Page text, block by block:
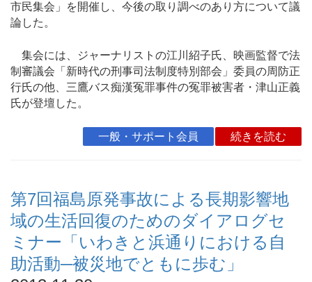
市民集会」を開催し、今後の取り調べのあり方について議
論した。
集会には、ジャーナリストの江川紹子氏、映画監督で法
制審議会「新時代の刑事司法制度特別部会」委員の周防正
行氏の他、三鷹バス痴漢冤罪事件の冤罪被害者・津山正義
氏が登壇した。
一般・サポート会員 続きを読む
第7回福島原発事故による長期影響地
域の生活回復のためのダイアログセ
ミナー「いわきと浜通りにおける自
助活動─被災地でともに歩む」